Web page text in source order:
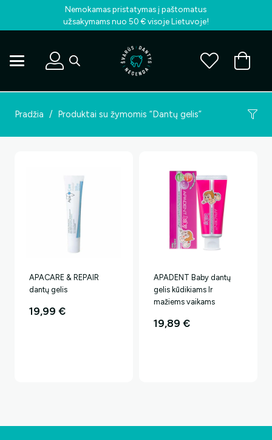
Nemokamas pristatymas į paštomatus
užsakymams nuo 50 € visoje Lietuvoje!
Pradžia / Produktai su žymomis “Dantų gelis”
APACARE & REPAIR
dantų gelis
19,99€
APADENT Baby dantų
gelis kūdikiams Ir
mažiems vaikams
19,89€